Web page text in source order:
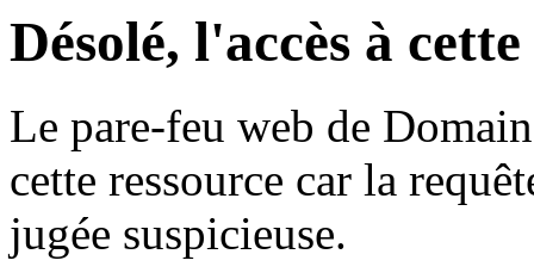
Désolé, l'accès à
Le pare-feu web de
cette ressource car la
jugée suspicieuse.